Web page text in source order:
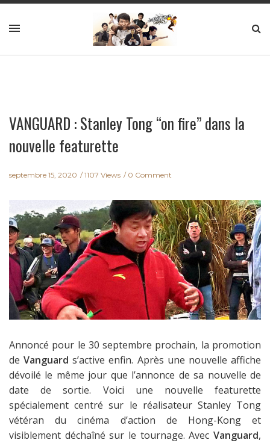
VANGUARD : Stanley Tong “on fire” dans la
nouvelle featurette
septembre 15, 2020 1107 Views 0 Comment
Annoncé pour le 30 septembre prochain, la promotion
deVanguard s’active enfin. Après une nouvelle affiche
dévoilé le même jour que l’annonce de sa nouvelle de
date de sortie. Voici une nouvelle featurette
spécialement centré sur le réalisateur Stanley Tong
vétéran du cinéma d’action de Hong-Kong et
visiblement déchaîné sur le tournage. Avec Vanguard,